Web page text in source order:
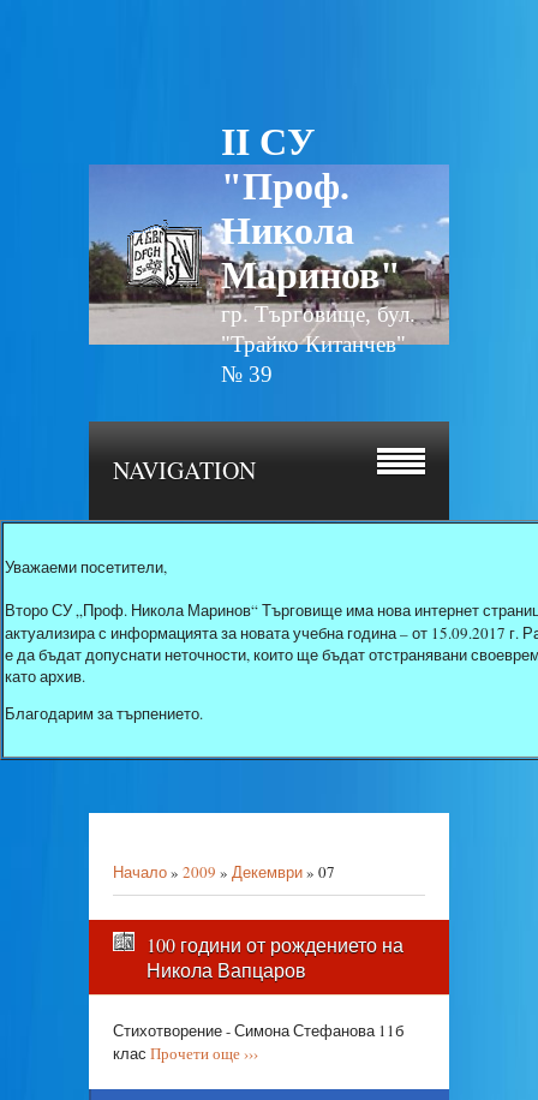
II СУ
"Проф.
Никола
Маринов"
гр. Търговище, бул.
"Трайко Китанчев"
№ 39
NAVIGATION
Уважаеми посетители,
Второ СУ „Проф. Никола Маринов“ Търговище има нова интернет
актуализира с информацията за новата учебна година – от 15.09.2017
е да бъдат допуснати неточности, които ще бъдат отстранявани
като архив.
Благодарим за търпението.
Начало» 2009 » Декември» 07
100 години от рождението на
Никола Вапцаров
Стихотворение - Симона Стефанова 11б
клас Прочети още ›››